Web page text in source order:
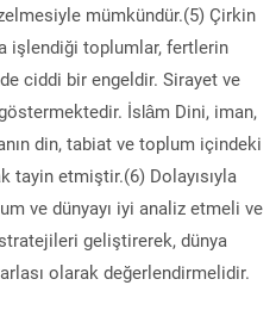
mümkündür.(5) Çirkin
işlendiği toplumlar, fertlerin
ciddi bir engeldir. Sirayet ve
İslâm Dini, iman,
din, tabiat ve toplum içindeki
tayin etmiştir.(6) Dolayısıyla
ve dünyayı iyi analiz etmeli ve
geliştirerek, dünya
olarak değerlendirmelidir.